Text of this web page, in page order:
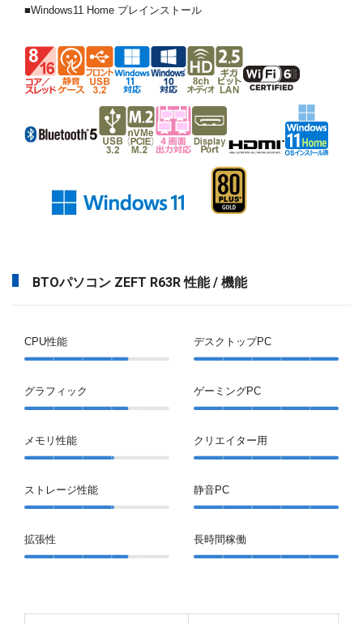
■Windows11 Home プレインストール
BTOパソコン ZEFT R63R 性能 / 機能
CPU性能
グラフィック
メモリ性能
ストレージ性能
拡張性
デスクトップPC
ゲーミングPC
クリエイター用
静音PC
長時間稼働